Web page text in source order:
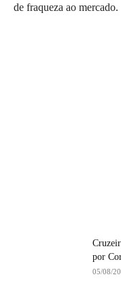
de fraqueza ao mercado.
por
05/08/